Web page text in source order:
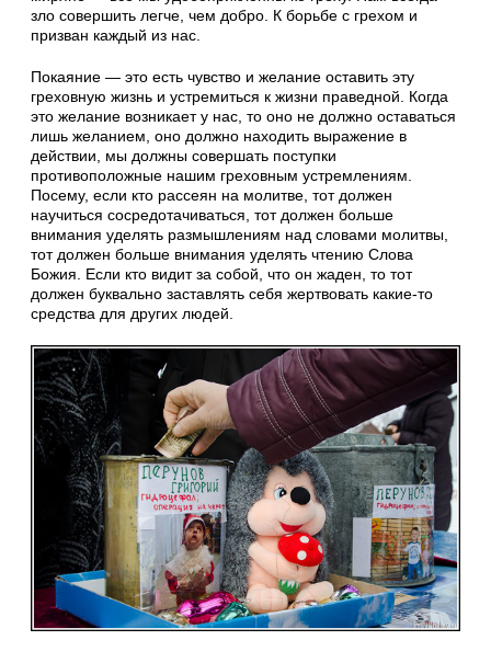
зло совершить легче, чем добро. К борьбе с грехом и
призван каждый из нас.
Покаяние — это есть чувство и желание оставить эту
греховную жизнь и устремиться к жизни праведной. Когда
это желание возникает у нас, то оно не должно оставаться
лишь желанием, оно должно находить выражение в
действии, мы должны совершать поступки
противоположные нашим греховным устремлениям.
Посему, если кто рассеян на молитве, тот должен
научиться сосредотачиваться, тот должен больше
внимания уделять размышлениям над словами молитвы,
тот должен больше внимания уделять чтению Слова
Божия. Если кто видит за собой, что он жаден, то тот
должен буквально заставлять себя жертвовать какие-то
средства для других людей.